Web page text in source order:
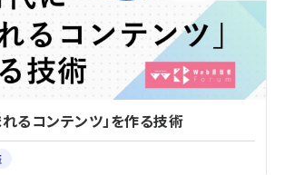
るコンテンツ」を作る技術